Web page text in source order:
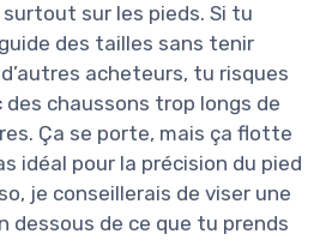
sur les pieds. Si tu
des tailles sans tenir
acheteurs, tu risques
chaussons trop longs de
Ça se porte, mais ça flotte
idéal pour la précision du pied
je conseillerais de viser une
dessous de ce que tu prends